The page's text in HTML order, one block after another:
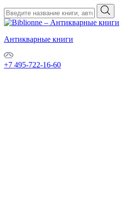
Антикварные книги
+7 495-722-16-60